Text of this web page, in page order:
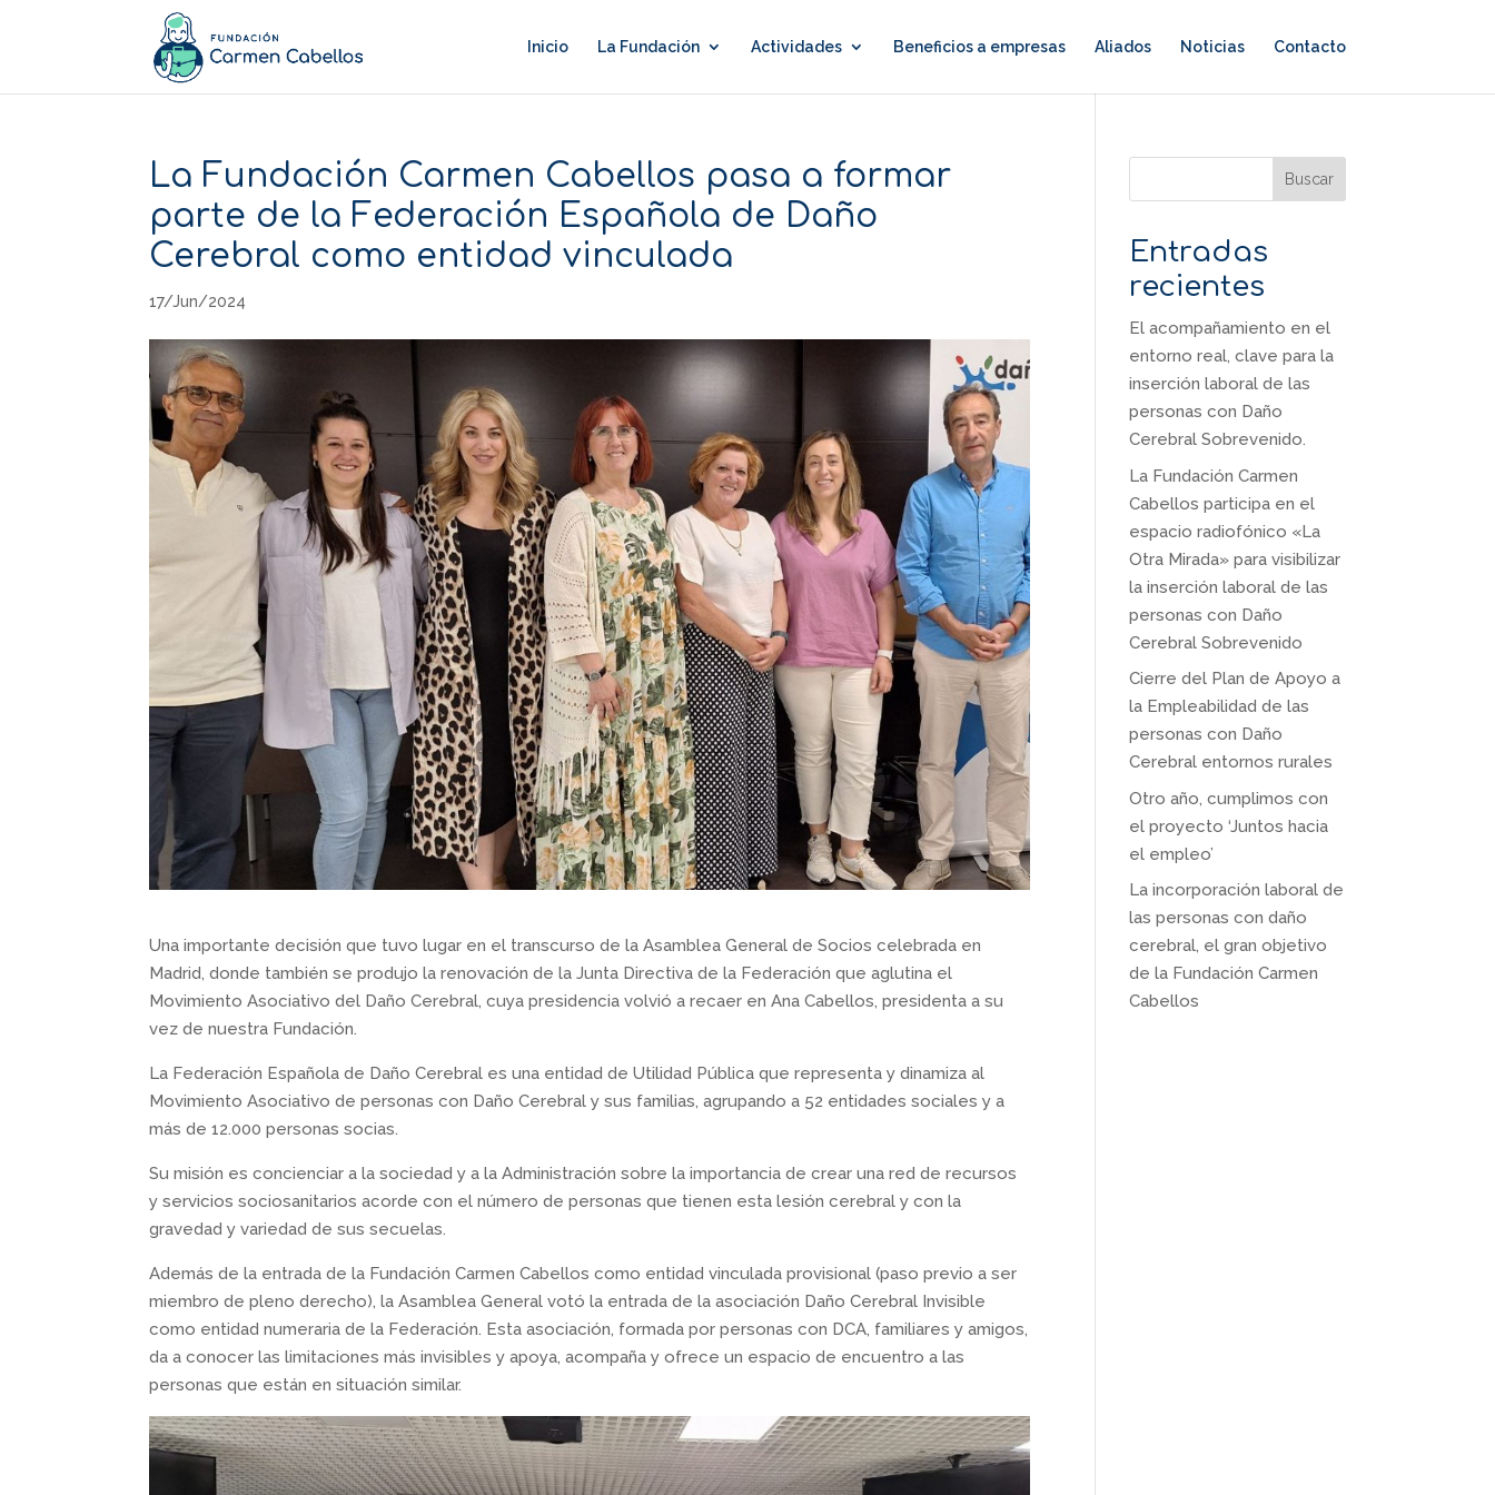
Inicio La Fundación Actividades Beneficios a empresas Aliados Noticias Contacto
La Fundación Carmen Cabellos pasa a formar
parte de la Federación Española de Daño
Cerebral como entidad vinculada
17/Jun/2024
Una importante decisión que tuvo lugar en el transcurso de la Asamblea General de Socios celebrada en
Madrid, donde también se produjo la renovación de la Junta Directiva de la Federación que aglutina el
Movimiento Asociativo del Daño Cerebral, cuya presidencia volvió a recaer en Ana Cabellos, presidenta a su
vez de nuestra Fundación.
La Federación Española de Daño Cerebral es una entidad de Utilidad Pública que representa y dinamiza al
Movimiento Asociativo de personas con Daño Cerebral y sus familias, agrupando a 52 entidades sociales y a
más de 12.000 personas socias.
Su misión es concienciar a la sociedad y a la Administración sobre la importancia de crear una red de recursos
y servicios sociosanitarios acorde con el número de personas que tienen esta lesión cerebral y con la
gravedad y variedad de sus secuelas.
Además de la entrada de la Fundación Carmen Cabellos como entidad vinculada provisional (paso previo a ser
miembro de pleno derecho), la Asamblea General votó la entrada de la asociación Daño Cerebral Invisible
como entidad numeraria de la Federación. Esta asociación, formada por personas con DCA, familiares y amigos,
da a conocer las limitaciones más invisibles y apoya, acompaña y ofrece un espacio de encuentro a las
personas que están en situación similar.
Buscar
Entradas
recientes
El acompañamiento en el
entorno real, clave para la
inserción laboral de las
personas con Daño
Cerebral Sobrevenido.
La Fundación Carmen
Cabellos participa en el
espacio radiofónico «La
Otra Mirada» para visibilizar
la inserción laboral de las
personas con Daño
Cerebral Sobrevenido
Cierre del Plan de Apoyo a
la Empleabilidad de las
personas con Daño
Cerebral entornos rurales
Otro año, cumplimos con
el proyecto ‘Juntos hacia
el empleo’
La incorporación laboral de
las personas con daño
cerebral, el gran objetivo
de la Fundación Carmen
Cabellos